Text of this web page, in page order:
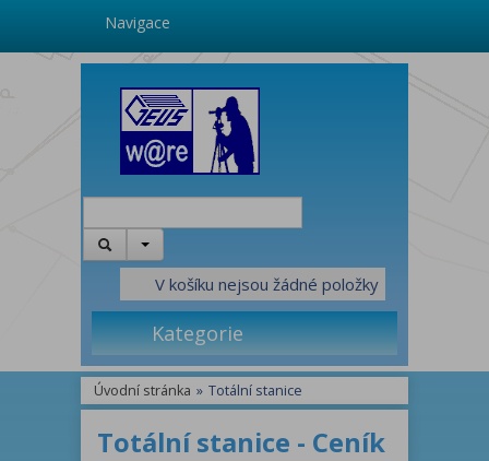
Navigace
V košíku nejsou žádné položky
Kategorie
Úvodní stránka » Totální stanice
Totální stanice - Ceník